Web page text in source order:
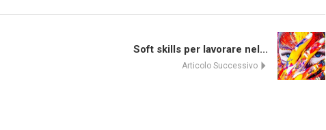
Soft skills per lavorare nel...
Articolo Successivo